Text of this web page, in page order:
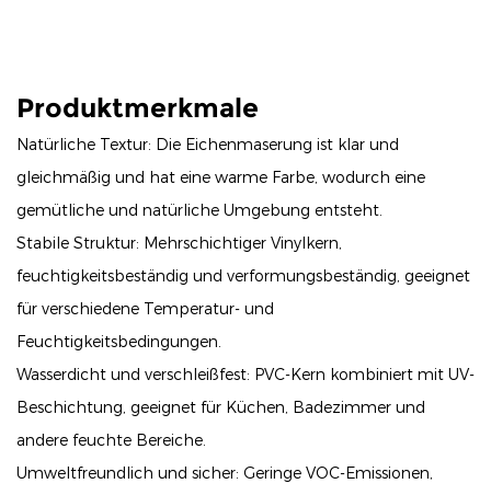
Produktmerkmale
Natürliche Textur: Die Eichenmaserung ist klar und
gleichmäßig und hat eine warme Farbe, wodurch eine
gemütliche und natürliche Umgebung entsteht.
Stabile Struktur: Mehrschichtiger Vinylkern,
feuchtigkeitsbeständig und verformungsbeständig, geeignet
für verschiedene Temperatur- und
Feuchtigkeitsbedingungen.
Wasserdicht und verschleißfest: PVC-Kern kombiniert mit UV-
Beschichtung, geeignet für Küchen, Badezimmer und
andere feuchte Bereiche.
Umweltfreundlich und sicher: Geringe VOC-Emissionen,